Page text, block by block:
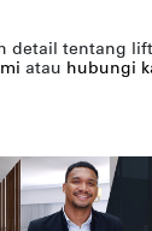
detail tentang
atau hubungi